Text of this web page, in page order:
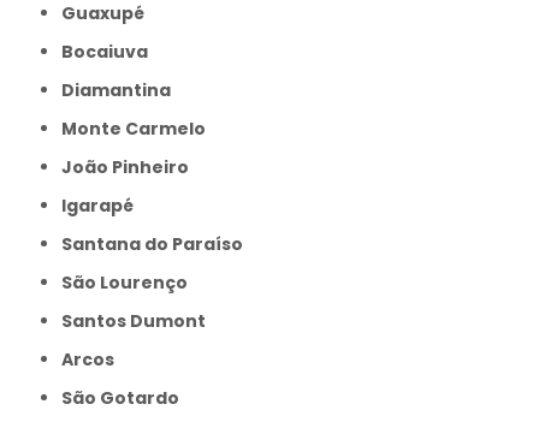
Guaxupé
Bocaiuva
Diamantina
Monte Carmelo
João Pinheiro
Igarapé
Santana do Paraíso
São Lourenço
Santos Dumont
Arcos
São Gotardo